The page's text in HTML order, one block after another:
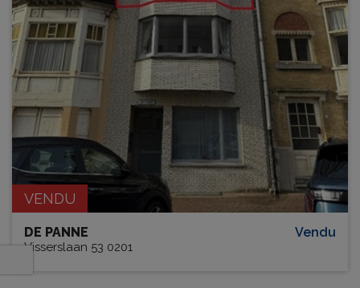
VENDU
Vendu
DE PANNE
Visserslaan 53 0201